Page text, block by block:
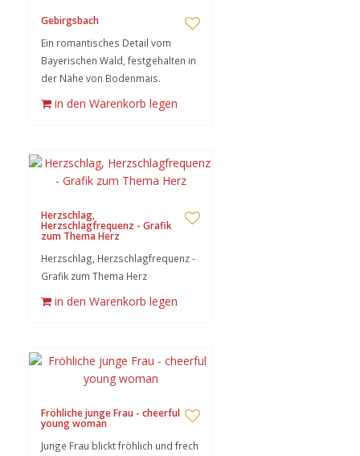
Gebirgsbach
Ein romantisches Detail vom
Bayerischen Wald, festgehalten in
der Nähe von Bodenmais.
in den Warenkorb legen
Herzschlag,
Herzschlagfrequenz - Grafik
zum Thema Herz
Herzschlag, Herzschlagfrequenz -
Grafik zum Thema Herz
in den Warenkorb legen
Fröhliche junge Frau - cheerful
young woman
Junge Frau blickt fröhlich und frech